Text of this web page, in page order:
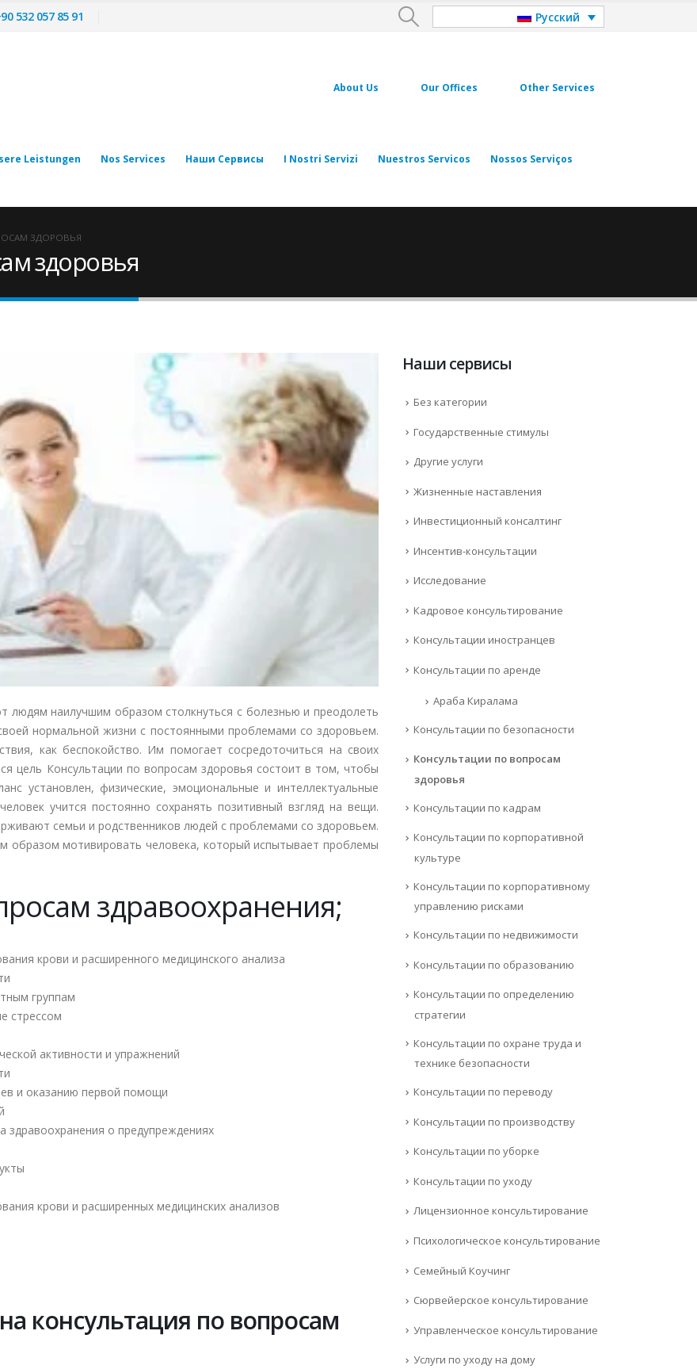
532 057 85 91 Русский
About Us Our Offices Other Services
Leistungen Nos Services Наши Сервисы I Nostri Servizi Nuestros Servicos Nossos Serviços
ЗДОРОВЬЯ
здоровья
людям наилучшим образом столкнуться с болезнью и преодолеть
нормальной жизни с постоянными проблемами со здоровьем.
как беспокойство. Им помогает сосредоточиться на своих
цель Консультации по вопросам здоровья состоит в том, чтобы
установлен, физические, эмоциональные и интеллектуальные
учится постоянно сохранять позитивный взгляд на вещи.
семьи и родственников людей с проблемами со здоровьем.
образом мотивировать человека, который испытывает проблемы
здравоохранения;
крови и расширенного медицинского анализа
группам
стрессом
активности и упражнений
и оказанию первой помощи
о предупреждениях
крови и расширенных медицинских анализов
консультация по вопросам
Наши сервисы
Без категории
Государственные стимулы
Другие услуги
Жизненные наставления
Инвестиционный консалтинг
Инсентив-консультации
Исследование
Кадровое консультирование
Консультации иностранцев
Консультации по аренде
Араба Киралама
Консультации по безопасности
Консультации по вопросам
здоровья
Консультации по кадрам
Консультации по корпоративной
культуре
Консультации по корпоративному
управлению рисками
Консультации по недвижимости
Консультации по образованию
Консультации по определению
стратегии
Консультации по охране труда и
технике безопасности
Консультации по переводу
Консультации по производству
Консультации по уборке
Консультации по уходу
Лицензионное консультирование
Психологическое консультирование
Семейный Коучинг
Сюрвейерское консультирование
Управленческое консультирование
Услуги по уходу на дому